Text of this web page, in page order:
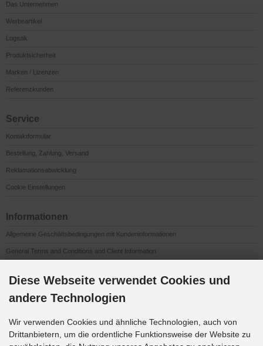
Das Unternehmen
Werbeartikel
Logistik
Produktsicherheit
Marken / Lizenzen
Referenzkunden
Service
Kontaktformular
Bestellung, Zahlung, Versand
Reklamationsabwicklung
Cookie Einstellungen
Informationen
Allgemeine Geschäftsbedingungen mit Kundeninformationen
General Terms and Conditions and Client Information
Impressum
Datenschutzerklärung
Anfahrt
Diese Webseite verwendet Cookies und
andere Technologien
Wir verwenden Cookies und ähnliche Technologien, auch von
Drittanbietern, um die ordentliche Funktionsweise der Website zu